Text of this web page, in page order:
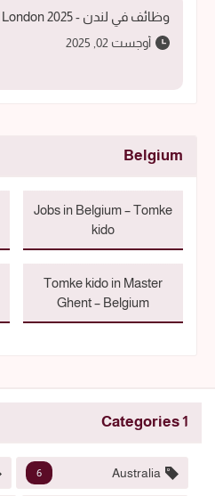
وظائف في لندن - 2025 London
أوجست 02, 2025
Belgium
Jobs in Belgium – Tomke
kido
Tomke kido in Master
Ghent – Belgium
1 Categories
Australia
6